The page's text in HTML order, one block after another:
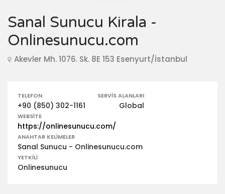
Sanal Sunucu Kirala -
Onlinesunucu.com
Akevler Mh. 1076. Sk. 8E 153 Esenyurt/İstanbul
TELEFON
+90 (850) 302-1161
SERVIS ALANLARI
Global
WEBSITE
https://onlinesunucu.com/
ANAHTAR KELIMELER
Sanal Sunucu - Onlinesunucu.com
YETKILI
Onlinesunucu